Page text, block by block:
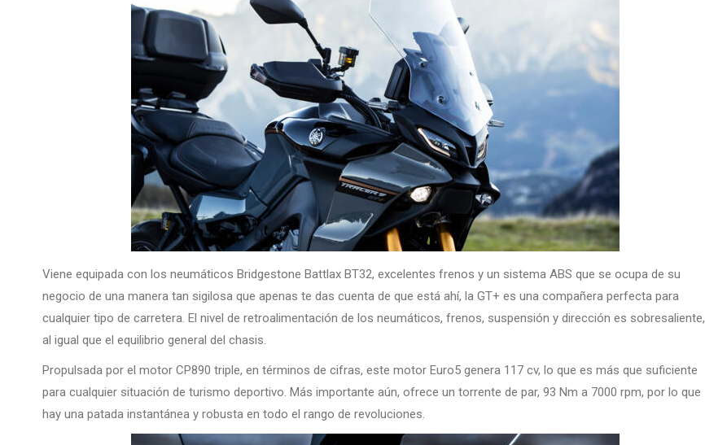
Viene equipada con los neumáticos Bridgestone Battlax BT32, excelentes frenos y un sistema ABS que se ocupa de su
negocio de una manera tan sigilosa que apenas te das cuenta de que está ahí, la GT+ es una compañera perfecta para
cualquier tipo de carretera. El nivel de retroalimentación de los neumáticos, frenos, suspensión y dirección es sobresaliente,
al igual que el equilibrio general del chasis.
Propulsada por el motor CP890 triple, en términos de cifras, este motor Euro5 genera 117 cv, lo que es más que suficiente
para cualquier situación de turismo deportivo. Más importante aún, ofrece un torrente de par, 93 Nm a 7000 rpm, por lo que
hay una patada instantánea y robusta en todo el rango de revoluciones.